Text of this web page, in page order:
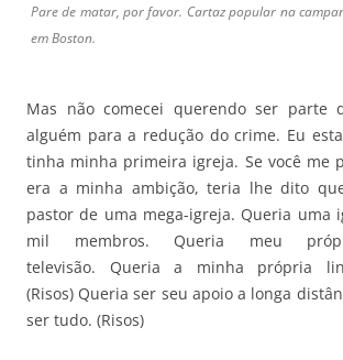
Pare de matar, por favor. Cartaz popular na
em Boston.
Mas não comecei querendo ser parte
alguém para a redução do crime. Eu
tinha minha primeira igreja. Se você me
era a minha ambição, teria lhe dito
pastor de uma mega-igreja. Queria uma
mil membros. Queria meu
televisão. Queria a minha própria
(Risos) Queria ser seu apoio a longa
ser tudo. (Risos)